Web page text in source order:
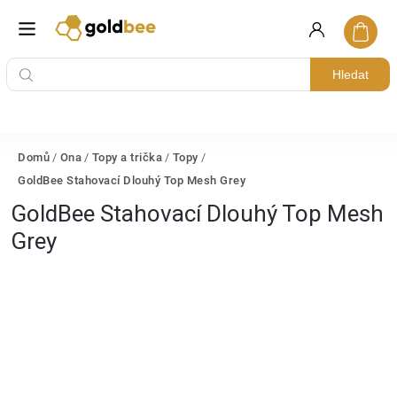
Hledat
Domů / Ona / Topy a trička / Topy /
GoldBee Stahovací Dlouhý Top Mesh Grey
GoldBee Stahovací Dlouhý Top Mesh
Grey